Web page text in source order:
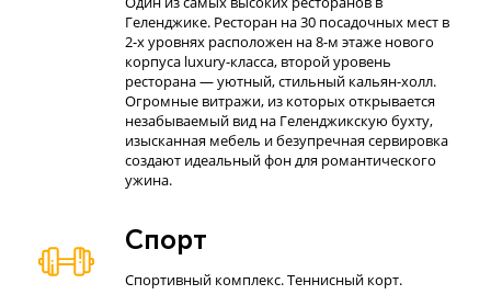
Геленджике. Ресторан на 30 посадочных мест в
2-х уровнях расположен на 8-м этаже нового
корпуса luxury-класса, второй уровень
ресторана — уютный, стильный кальян-холл.
Огромные витражи, из которых открывается
незабываемый вид на Геленджикскую бухту,
изысканная мебель и безупречная сервировка
создают идеальный фон для романтического
ужина.
Спорт
Спортивный комплекс. Теннисный корт.